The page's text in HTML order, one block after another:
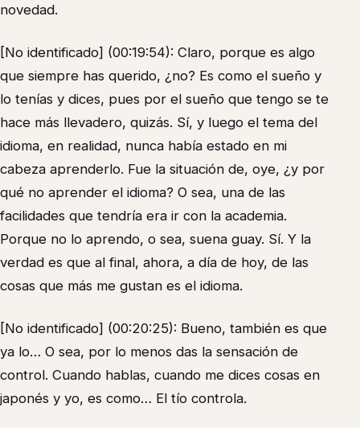
novedad.
[No identificado] (00:19:54): Claro, porque es algo
que siempre has querido, ¿no? Es como el sueño y
lo tenías y dices, pues por el sueño que tengo se te
hace más llevadero, quizás. Sí, y luego el tema del
idioma, en realidad, nunca había estado en mi
cabeza aprenderlo. Fue la situación de, oye, ¿y por
qué no aprender el idioma? O sea, una de las
facilidades que tendría era ir con la academia.
Porque no lo aprendo, o sea, suena guay. Sí. Y la
verdad es que al final, ahora, a día de hoy, de las
cosas que más me gustan es el idioma.
[No identificado] (00:20:25): Bueno, también es que
ya lo… O sea, por lo menos das la sensación de
control. Cuando hablas, cuando me dices cosas en
japonés y yo, es como… El tío controla.